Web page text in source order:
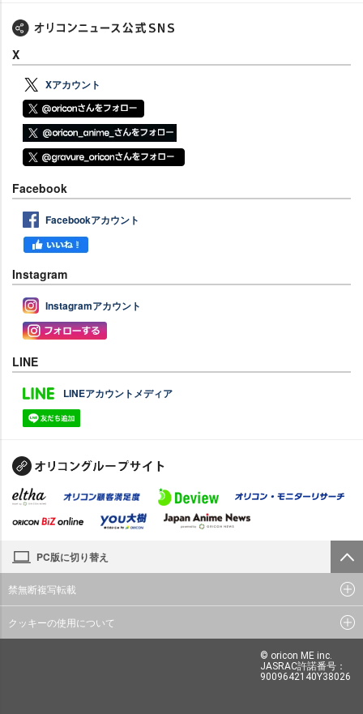
X
Xアカウント
Facebook
Facebookアカウント
Instagram
Instagramアカウント
LINE
LINEアカウントメディア
PC版に切り替え
禁無断複写転載
クッキーの使用について
© oricon ME inc.
JASRAC許諾番号：
9009642140Y38026